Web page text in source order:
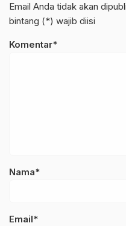
Email Anda tidak akan
bintang (*) wajib diisi
Komentar*
Nama*
Email*